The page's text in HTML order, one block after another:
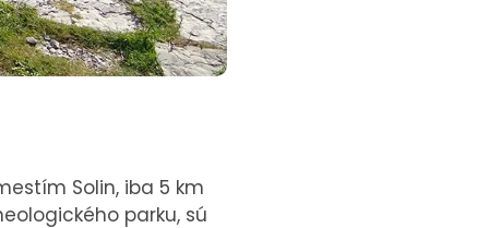
Solin, iba 5 km
parku, sú